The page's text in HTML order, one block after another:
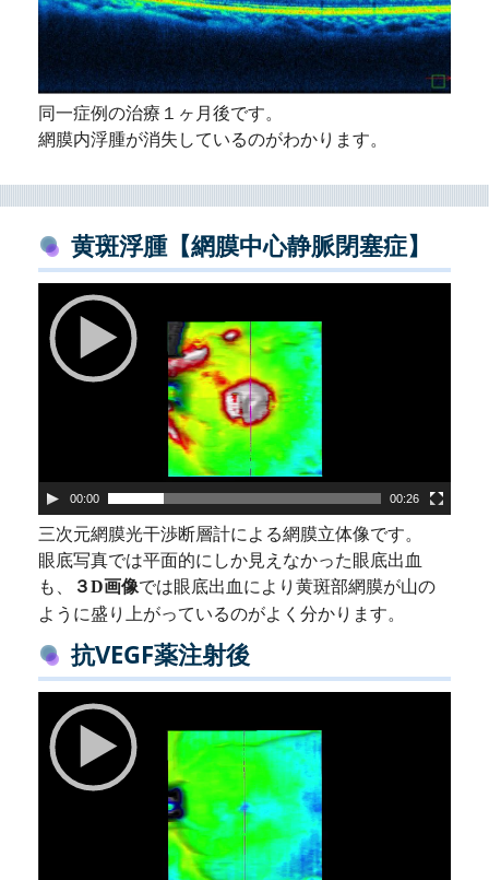
同一症例の治療１ヶ月後です。
網膜内浮腫が消失しているのがわかります。
黄斑浮腫【網膜中心静脈閉塞症】
00:00 00:26
三次元網膜光干渉断層計による網膜立体像です。
眼底写真では平面的にしか見えなかった眼底出血
も、
３D画像では眼底出血により黄斑部網膜が山の
ように盛り上がっているのがよく分かります。
抗VEGF薬注射後